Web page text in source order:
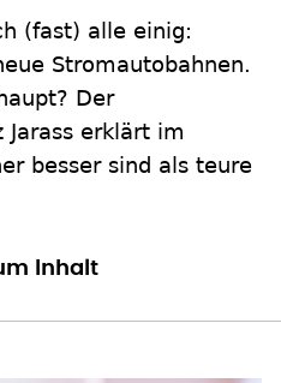
(fast) alle einig:
Stromautobahnen.
Der
Jarass erklärt im
besser sind als teure
Inhalt